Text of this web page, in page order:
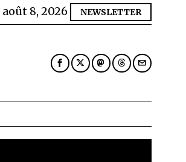
août 8, 2026 NEWSLETTER